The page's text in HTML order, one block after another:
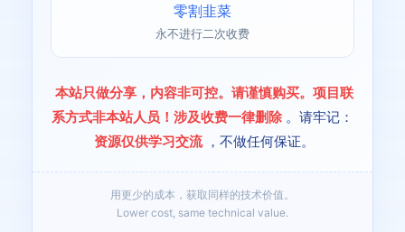
零割韭菜
永不进行二次收费
本站只做分享，内容非可控。请谨慎购买。项目联
系方式非本站人员！涉及收费一律删除 。请牢记：
资源仅供学习交流 ，不做任何保证。
用更少的成本，获取同样的技术价值。
Lower cost, same technical value.